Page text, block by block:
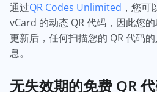
通过QR Codes Unlimited ，您
vCard 的动态 QR 代码，因此您的
更新后，任何扫描您的 QR 代码
息。
无失效期的免费 QR